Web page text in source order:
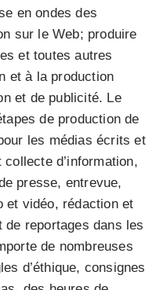
en ondes des
sur le Web; produire
et toutes autres
et à la production
et de publicité. Le
de production de
les médias écrits et
d’information,
presse, entrevue,
et vidéo, rédaction et
de reportages dans les
de nombreuses
d’éthique, consignes